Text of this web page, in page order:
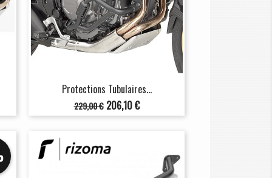
Protections Tubulaires...
Prix
de
229,00 € Prix
206,10 €